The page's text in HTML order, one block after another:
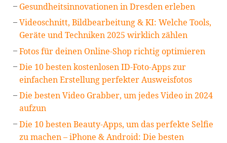
Gesundheitsinnovationen in Dresden erleben
Videoschnitt, Bildbearbeitung & KI: Welche Tools,
Geräte und Techniken 2025 wirklich zählen
Fotos für deinen Online-Shop richtig optimieren
Die 10 besten kostenlosen ID-Foto-Apps zur
einfachen Erstellung perfekter Ausweisfotos
Die besten Video Grabber, um jedes Video in 2024
aufzun
Die 10 besten Beauty-Apps, um das perfekte Selfie
zu machen – iPhone & Android: Die besten